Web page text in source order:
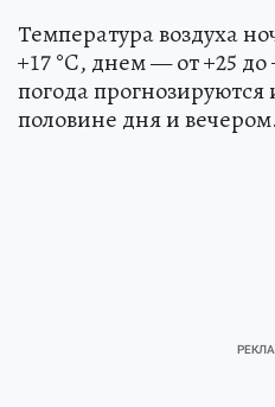
Температура воздуха
+17 °C, днем — от +25
погода прогнозируются
половине дня и вечером.